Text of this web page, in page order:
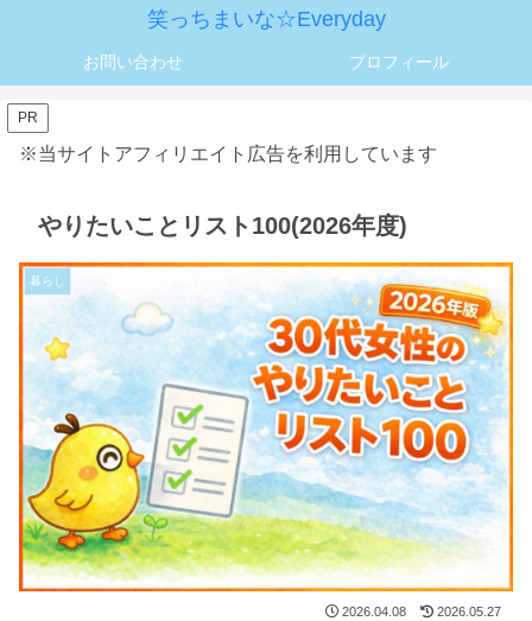
笑っちまいな☆Everyday
お問い合わせ プロフィール
PR
※当サイトアフィリエイト広告を利用しています
やりたいことリスト100(2026年度)
暮らし
2026.04.08 2026.05.27